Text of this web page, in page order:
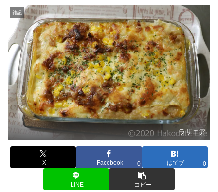
雑記
ラザニア
X Facebook 0 はてブ 0
LINE コピー